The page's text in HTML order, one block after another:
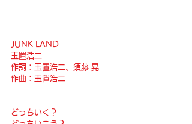
JUNK LAND
玉置浩二
作詞：玉置浩二、須藤 晃
作曲：玉置浩二
どっちいく？